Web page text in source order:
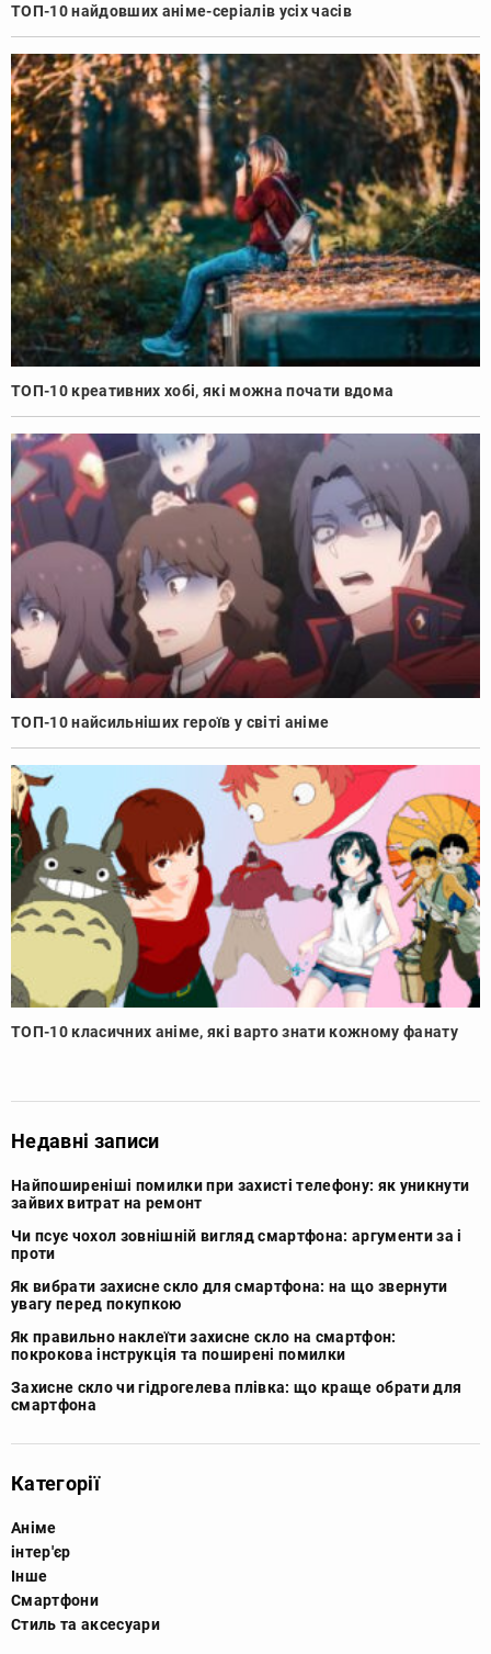
ТОП-10 найдовших аніме-серіалів усіх часів
ТОП-10 креативних хобі, які можна почати вдома
ТОП-10 найсильніших героїв у світі аніме
ТОП-10 класичних аніме, які варто знати кожному фанату
Недавні записи
Найпоширеніші помилки при захисті телефону: як уникнути
зайвих витрат на ремонт
Чи псує чохол зовнішній вигляд смартфона: аргументи за і
проти
Як вибрати захисне скло для смартфона: на що звернути
увагу перед покупкою
Як правильно наклеїти захисне скло на смартфон:
покрокова інструкція та поширені помилки
Захисне скло чи гідрогелева плівка: що краще обрати для
смартфона
Категорії
Аніме
інтер'єр
Інше
Смартфони
Стиль та аксесуари